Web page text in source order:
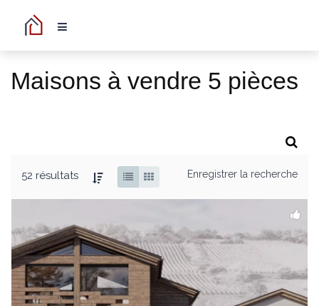
Maisons à vendre 5 pièces
52 résultats Enregistrer la recherche